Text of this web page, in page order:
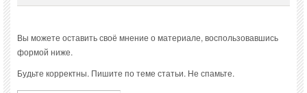
Вы можете оставить своё мнение о материале, воспользовавшись
формой ниже.
Будьте корректны. Пишите по теме статьи. Не спамьте.